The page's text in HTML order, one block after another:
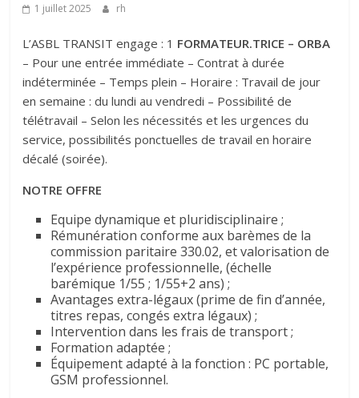
1 juillet 2025 rh
L’ASBL TRANSIT engage : 1 FORMATEUR.TRICE – ORBA
– Pour une entrée immédiate – Contrat à durée
indéterminée – Temps plein – Horaire : Travail de jour
en semaine : du lundi au vendredi – Possibilité de
télétravail – Selon les nécessités et les urgences du
service, possibilités ponctuelles de travail en horaire
décalé (soirée).
NOTRE OFFRE
Equipe dynamique et pluridisciplinaire ;
Rémunération conforme aux barèmes de la
commission paritaire 330.02, et valorisation de
l’expérience professionnelle, (échelle
barémique 1/55 ; 1/55+2 ans) ;
Avantages extra-légaux (prime de fin d’année,
titres repas, congés extra légaux) ;
Intervention dans les frais de transport ;
Formation adaptée ;
Équipement adapté à la fonction : PC portable,
GSM professionnel.